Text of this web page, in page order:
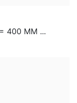
400 ММ ...